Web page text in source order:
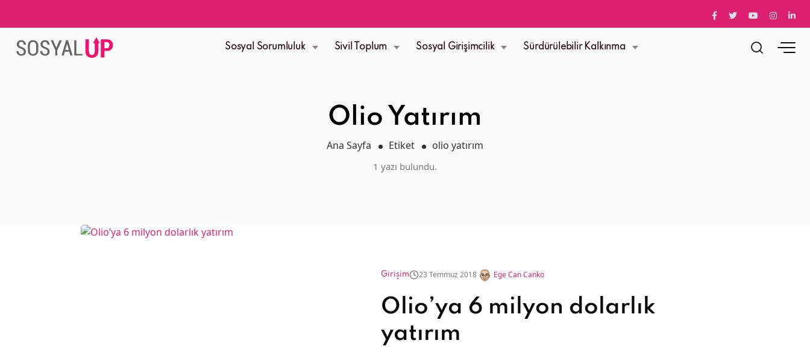
Sosyal Sorumluluk Sivil Toplum Sosyal Girişimcilik Sürdürülebilir Kalkınma
Olio Yatırım
Ana Sayfa Etiket olio yatırım
1 yazı bulundu.
Girişim 23 Temmuz 2018 Ege Can Canko
Olio’ya 6 milyon dolarlık
yatırım